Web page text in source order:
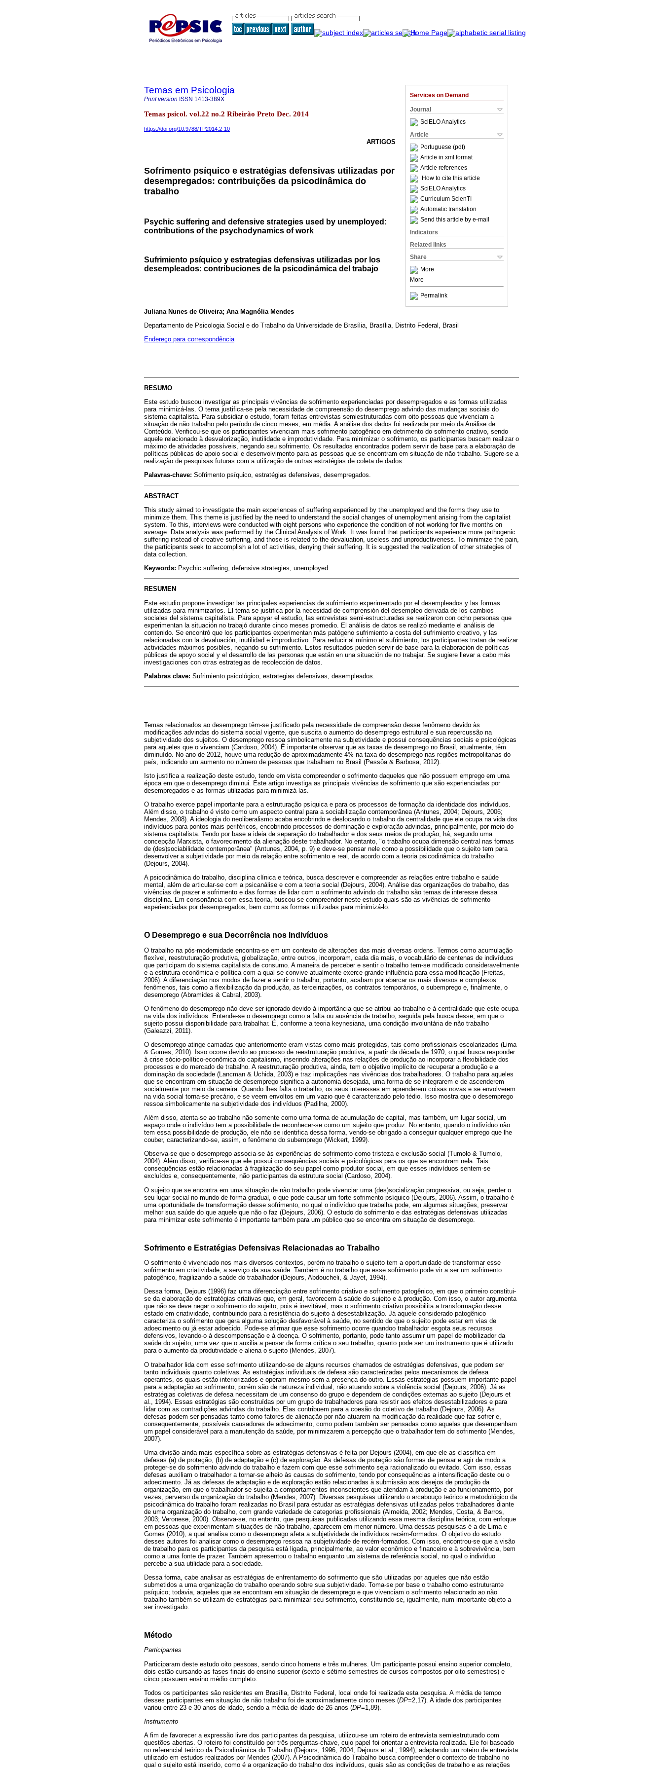
Services on Demand
Journal
SciELO Analytics
Article
Portuguese (pdf)
Article in xml format
Article references
How to cite this article
SciELO Analytics
Curriculum ScienTI
Automatic translation
Send this article by e-mail
Indicators
Related links
Share
More
More
Permalink
Temas em Psicologia
Print version ISSN 1413-389X
Temas psicol. vol.22 no.2 Ribeirão Preto Dec. 2014
https://doi.org/10.9788/TP2014.2-10
ARTIGOS
Sofrimento psíquico e estratégias defensivas utilizadas por
desempregados: contribuições da psicodinâmica do
trabalho
Psychic suffering and defensive strategies used by unemployed:
contributions of the psychodynamics of work
Sufrimiento psíquico y estrategias defensivas utilizadas por los
desempleados: contribuciones de la psicodinámica del trabajo
Juliana Nunes de Oliveira; Ana Magnólia Mendes
Departamento de Psicologia Social e do Trabalho da Universidade de Brasília, Brasília, Distrito Federal, Brasil
Endereço para correspondência
RESUMO
Este estudo buscou investigar as principais vivências de sofrimento experienciadas por desempregados e as formas utilizadas
para minimizá-las. O tema justifica-se pela necessidade de compreensão do desemprego advindo das mudanças sociais do
sistema capitalista. Para subsidiar o estudo, foram feitas entrevistas semiestruturadas com oito pessoas que vivenciam a
situação de não trabalho pelo período de cinco meses, em média. A análise dos dados foi realizada por meio da Análise de
Conteúdo. Verificou-se que os participantes vivenciam mais sofrimento patogênico em detrimento do sofrimento criativo, sendo
aquele relacionado à desvalorização, inutilidade e improdutividade. Para minimizar o sofrimento, os participantes buscam realizar o
máximo de atividades possíveis, negando seu sofrimento. Os resultados encontrados podem servir de base para a elaboração de
políticas públicas de apoio social e desenvolvimento para as pessoas que se encontram em situação de não trabalho. Sugere-se a
realização de pesquisas futuras com a utilização de outras estratégias de coleta de dados.
Palavras-chave: Sofrimento psíquico, estratégias defensivas, desempregados.
ABSTRACT
This study aimed to investigate the main experiences of suffering experienced by the unemployed and the forms they use to
minimize them. This theme is justified by the need to understand the social changes of unemployment arising from the capitalist
system. To this, interviews were conducted with eight persons who experience the condition of not working for five months on
average. Data analysis was performed by the Clinical Analysis of Work. It was found that participants experience more pathogenic
suffering instead of creative suffering, and those is related to the devaluation, useless and unproductiveness. To minimize the pain,
the participants seek to accomplish a lot of activities, denying their suffering. It is suggested the realization of other strategies of
data collection.
Keywords: Psychic suffering, defensive strategies, unemployed.
RESUMEN
Este estudio propone investigar las principales experiencias de sufrimiento experimentado por el desempleados y las formas
utilizadas para minimizarlos. El tema se justifica por la necesidad de comprensión del desempleo derivada de los cambios
sociales del sistema capitalista. Para apoyar el estudio, las entrevistas semi-estructuradas se realizaron con ocho personas que
experimentan la situación no trabajó durante cinco meses promedio. El análisis de datos se realizó mediante el análisis de
contenido. Se encontró que los participantes experimentan más patógeno sufrimiento a costa del sufrimiento creativo, y las
relacionadas con la devaluación, inutilidad e improductivo. Para reducir al mínimo el sufrimiento, los participantes tratan de realizar
actividades máximos posibles, negando su sufrimiento. Estos resultados pueden servir de base para la elaboración de políticas
públicas de apoyo social y el desarrollo de las personas que están en una situación de no trabajar. Se sugiere llevar a cabo más
investigaciones con otras estrategias de recolección de datos.
Palabras clave: Sufrimiento psicológico, estrategias defensivas, desempleados.
Temas relacionados ao desemprego têm-se justificado pela necessidade de compreensão desse fenômeno devido às
modificações advindas do sistema social vigente, que suscita o aumento do desemprego estrutural e sua repercussão na
subjetividade dos sujeitos. O desemprego ressoa simbolicamente na subjetividade e possui consequências sociais e psicológicas
para aqueles que o vivenciam (Cardoso, 2004). É importante observar que as taxas de desemprego no Brasil, atualmente, têm
diminuído. No ano de 2012, houve uma redução de aproximadamente 4% na taxa do desemprego nas regiões metropolitanas do
país, indicando um aumento no número de pessoas que trabalham no Brasil (Pessôa & Barbosa, 2012).
Isto justifica a realização deste estudo, tendo em vista compreender o sofrimento daqueles que não possuem emprego em uma
época em que o desemprego diminui. Este artigo investiga as principais vivências de sofrimento que são experienciadas por
desempregados e as formas utilizadas para minimizá-las.
O trabalho exerce papel importante para a estruturação psíquica e para os processos de formação da identidade dos indivíduos.
Além disso, o trabalho é visto como um aspecto central para a sociabilização contemporânea (Antunes, 2004; Dejours, 2006;
Mendes, 2008). A ideologia do neoliberalismo acaba encobrindo e deslocando o trabalho da centralidade que ele ocupa na vida dos
indivíduos para pontos mais periféricos, encobrindo processos de dominação e exploração advindas, principalmente, por meio do
sistema capitalista. Tendo por base a ideia de separação do trabalhador e dos seus meios de produção, há, segundo uma
concepção Marxista, o favorecimento da alienação deste trabalhador. No entanto, "o trabalho ocupa dimensão central nas formas
de (des)sociabilidade contemporânea" (Antunes, 2004, p. 9) e deve-se pensar nele como a possibilidade que o sujeito tem para
desenvolver a subjetividade por meio da relação entre sofrimento e real, de acordo com a teoria psicodinâmica do trabalho
(Dejours, 2004).
A psicodinâmica do trabalho, disciplina clínica e teórica, busca descrever e compreender as relações entre trabalho e saúde
mental, além de articular-se com a psicanálise e com a teoria social (Dejours, 2004). Análise das organizações do trabalho, das
vivências de prazer e sofrimento e das formas de lidar com o sofrimento advindo do trabalho são temas de interesse dessa
disciplina. Em consonância com essa teoria, buscou-se compreender neste estudo quais são as vivências de sofrimento
experienciadas por desempregados, bem como as formas utilizadas para minimizá-lo.
O Desemprego e sua Decorrência nos Indivíduos
O trabalho na pós-modernidade encontra-se em um contexto de alterações das mais diversas ordens. Termos como acumulação
flexível, reestruturação produtiva, globalização, entre outros, incorporam, cada dia mais, o vocabulário de centenas de indivíduos
que participam do sistema capitalista de consumo. A maneira de perceber e sentir o trabalho tem-se modificado consideravelmente
e a estrutura econômica e política com a qual se convive atualmente exerce grande influência para essa modificação (Freitas,
2006). A diferenciação nos modos de fazer e sentir o trabalho, portanto, acabam por abarcar os mais diversos e complexos
fenômenos, tais como a flexibilização da produção, as terceirizações, os contratos temporários, o subemprego e, finalmente, o
desemprego (Abramides & Cabral, 2003).
O fenômeno do desemprego não deve ser ignorado devido à importância que se atribui ao trabalho e à centralidade que este ocupa
na vida dos indivíduos. Entende-se o desemprego como a falta ou ausência de trabalho, seguida pela busca desse, em que o
sujeito possui disponibilidade para trabalhar. É, conforme a teoria keynesiana, uma condição involuntária de não trabalho
(Galeazzi, 2011).
O desemprego atinge camadas que anteriormente eram vistas como mais protegidas, tais como profissionais escolarizados (Lima
& Gomes, 2010). Isso ocorre devido ao processo de reestruturação produtiva, a partir da década de 1970, o qual busca responder
à crise sócio-político-econômica do capitalismo, inserindo alterações nas relações de produção ao incorporar a flexibilidade dos
processos e do mercado de trabalho. A reestruturação produtiva, ainda, tem o objetivo implícito de recuperar a produção e a
dominação da sociedade (Lancman & Uchida, 2003) e traz implicações nas vivências dos trabalhadores. O trabalho para aqueles
que se encontram em situação de desemprego significa a autonomia desejada, uma forma de se integrarem e de ascenderem
socialmente por meio da carreira. Quando lhes falta o trabalho, os seus interesses em aprenderem coisas novas e se envolverem
na vida social torna-se precário, e se veem envoltos em um vazio que é caracterizado pelo tédio. Isso mostra que o desemprego
ressoa simbolicamente na subjetividade dos indivíduos (Padilha, 2000).
Além disso, atenta-se ao trabalho não somente como uma forma de acumulação de capital, mas também, um lugar social, um
espaço onde o indivíduo tem a possibilidade de reconhecer-se como um sujeito que produz. No entanto, quando o indivíduo não
tem essa possibilidade de produção, ele não se identifica dessa forma, vendo-se obrigado a conseguir qualquer emprego que lhe
couber, caracterizando-se, assim, o fenômeno do subemprego (Wickert, 1999).
Observa-se que o desemprego associa-se às experiências de sofrimento como tristeza e exclusão social (Tumolo & Tumolo,
2004). Além disso, verifica-se que ele possui consequências sociais e psicológicas para os que se encontram nela. Tais
consequências estão relacionadas à fragilização do seu papel como produtor social, em que esses indivíduos sentem-se
excluídos e, consequentemente, não participantes da estrutura social (Cardoso, 2004).
O sujeito que se encontra em uma situação de não trabalho pode vivenciar uma (des)socialização progressiva, ou seja, perder o
seu lugar social no mundo de forma gradual, o que pode causar um forte sofrimento psíquico (Dejours, 2006). Assim, o trabalho é
uma oportunidade de transformação desse sofrimento, no qual o indivíduo que trabalha pode, em algumas situações, preservar
melhor sua saúde do que aquele que não o faz (Dejours, 2006). O estudo do sofrimento e das estratégias defensivas utilizadas
para minimizar este sofrimento é importante também para um público que se encontra em situação de desemprego.
Sofrimento e Estratégias Defensivas Relacionadas ao Trabalho
O sofrimento é vivenciado nos mais diversos contextos, porém no trabalho o sujeito tem a oportunidade de transformar esse
sofrimento em criatividade, a serviço da sua saúde. Também é no trabalho que esse sofrimento pode vir a ser um sofrimento
patogênico, fragilizando a saúde do trabalhador (Dejours, Abdoucheli, & Jayet, 1994).
Dessa forma, Dejours (1996) faz uma diferenciação entre sofrimento criativo e sofrimento patogênico, em que o primeiro constitui-
se da elaboração de estratégias criativas que, em geral, favorecem à saúde do sujeito e à produção. Com isso, o autor argumenta
que não se deve negar o sofrimento do sujeito, pois é inevitável, mas o sofrimento criativo possibilita a transformação desse
estado em criatividade, contribuindo para a resistência do sujeito à desestabilização. Já aquele considerado patogênico
caracteriza o sofrimento que gera alguma solução desfavorável à saúde, no sentido de que o sujeito pode estar em vias de
adoecimento ou já estar adoecido. Pode-se afirmar que esse sofrimento ocorre quandoo trabalhador esgota seus recursos
defensivos, levando-o à descompensação e à doença. O sofrimento, portanto, pode tanto assumir um papel de mobilizador da
saúde do sujeito, uma vez que o auxilia a pensar de forma crítica o seu trabalho, quanto pode ser um instrumento que é utilizado
para o aumento da produtividade e aliena o sujeito (Mendes, 2007).
O trabalhador lida com esse sofrimento utilizando-se de alguns recursos chamados de estratégias defensivas, que podem ser
tanto individuais quanto coletivas. As estratégias individuais de defesa são caracterizadas pelos mecanismos de defesa
operantes, os quais estão interiorizados e operam mesmo sem a presença do outro. Essas estratégias possuem importante papel
para a adaptação ao sofrimento, porém são de natureza individual, não atuando sobre a violência social (Dejours, 2006). Já as
estratégias coletivas de defesa necessitam de um consenso do grupo e dependem de condições externas ao sujeito (Dejours et
al., 1994). Essas estratégias são construídas por um grupo de trabalhadores para resistir aos efeitos desestabilizadores e para
lidar com as contradições advindas do trabalho. Elas contribuem para a coesão do coletivo de trabalho (Dejours, 2006). As
defesas podem ser pensadas tanto como fatores de alienação por não atuarem na modificação da realidade que faz sofrer e,
consequentemente, possíveis causadores de adoecimento, como podem também ser pensadas como aquelas que desempenham
um papel considerável para a manutenção da saúde, por minimizarem a percepção que o trabalhador tem do sofrimento (Mendes,
2007).
Uma divisão ainda mais específica sobre as estratégias defensivas é feita por Dejours (2004), em que ele as classifica em
defesas (a) de proteção, (b) de adaptação e (c) de exploração. As defesas de proteção são formas de pensar e agir de modo a
proteger-se do sofrimento advindo do trabalho e fazem com que esse sofrimento seja racionalizado ou evitado. Com isso, essas
defesas auxiliam o trabalhador a tornar-se alheio às causas do sofrimento, tendo por consequências a intensificação deste ou o
adoecimento. Já as defesas de adaptação e de exploração estão relacionadas à submissão aos desejos de produção da
organização, em que o trabalhador se sujeita a comportamentos inconscientes que atendam à produção e ao funcionamento, por
vezes, perverso da organização do trabalho (Mendes, 2007). Diversas pesquisas utilizando o arcabouço teórico e metodológico da
psicodinâmica do trabalho foram realizadas no Brasil para estudar as estratégias defensivas utilizadas pelos trabalhadores diante
de uma organização do trabalho, com grande variedade de categorias profissionais (Almeida, 2002; Mendes, Costa, & Barros,
2003; Veronese, 2000). Observa-se, no entanto, que pesquisas publicadas utilizando essa mesma disciplina teórica, com enfoque
em pessoas que experimentam situações de não trabalho, aparecem em menor número. Uma dessas pesquisas é a de Lima e
Gomes (2010), a qual analisa como o desemprego afeta a subjetividade de indivíduos recém-formados. O objetivo do estudo
desses autores foi analisar como o desemprego ressoa na subjetividade de recém-formados. Com isso, encontrou-se que a visão
de trabalho para os participantes da pesquisa está ligada, principalmente, ao valor econômico e financeiro e à sobrevivência, bem
como a uma fonte de prazer. Também apresentou o trabalho enquanto um sistema de referência social, no qual o indivíduo
percebe a sua utilidade para a sociedade.
Dessa forma, cabe analisar as estratégias de enfrentamento do sofrimento que são utilizadas por aqueles que não estão
submetidos a uma organização do trabalho operando sobre sua subjetividade. Toma-se por base o trabalho como estruturante
psíquico; todavia, aqueles que se encontram em situação de desemprego e que vivenciam o sofrimento relacionado ao não
trabalho também se utilizam de estratégias para minimizar seu sofrimento, constituindo-se, igualmente, num importante objeto a
ser investigado.
Método
Participantes
Participaram deste estudo oito pessoas, sendo cinco homens e três mulheres. Um participante possui ensino superior completo,
dois estão cursando as fases finais do ensino superior (sexto e sétimo semestres de cursos compostos por oito semestres) e
cinco possuem ensino médio completo.
Todos os participantes são residentes em Brasília, Distrito Federal, local onde foi realizada esta pesquisa. A média de tempo
desses participantes em situação de não trabalho foi de aproximadamente cinco meses (DP=2,17). A idade dos participantes
variou entre 23 e 30 anos de idade, sendo a média de idade de 26 anos (DP=1,89).
Instrumento
A fim de favorecer a expressão livre dos participantes da pesquisa, utilizou-se um roteiro de entrevista semiestruturado com
questões abertas. O roteiro foi constituído por três perguntas-chave, cujo papel foi orientar a entrevista realizada. Ele foi baseado
no referencial teórico da Psicodinâmica do Trabalho (Dejours, 1996, 2004; Dejours et al., 1994), adaptando um roteiro de entrevista
utilizado em estudos realizados por Mendes (2007). A Psicodinâmica do Trabalho busca compreender o contexto de trabalho no
qual o sujeito está inserido, como é a organização do trabalho dos indivíduos, quais são as condições de trabalho e as relações